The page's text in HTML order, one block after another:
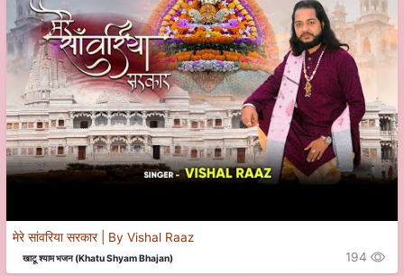
मेरे सांवरिया सरकार | By Vishal Raaz
खाटू श्याम भजन (Khatu Shyam Bhajan) 194